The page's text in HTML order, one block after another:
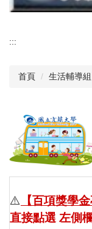
:::
首頁 生活輔導組
⚠️ 【百項獎學
直接點選 左側